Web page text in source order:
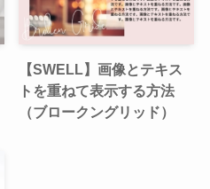
【SWELL】画像とテキス
トを重ねて表示する方法
（ブロークングリッド）